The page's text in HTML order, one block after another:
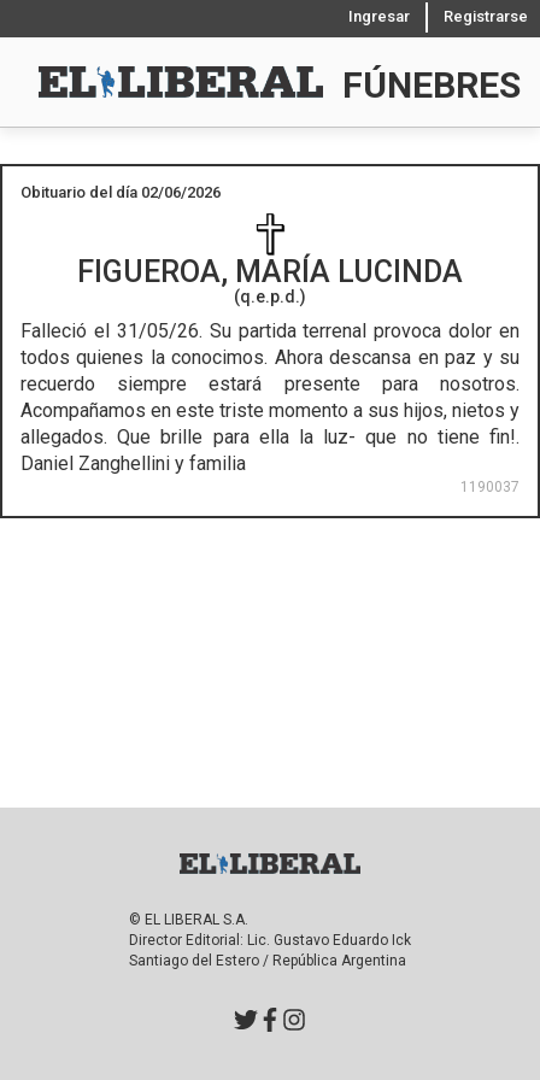
Ingresar Registrarse
FÚNEBRES
Obituario del día 02/06/2026
FIGUEROA, MARÍA LUCINDA
(q.e.p.d.)
Falleció el 31/05/26. Su partida terrenal provoca dolor en
todos quienes la conocimos. Ahora descansa en paz y su
recuerdo siempre estará presente para nosotros.
Acompañamos en este triste momento a sus hijos, nietos y
allegados. Que brille para ella la luz- que no tiene fin!.
Daniel Zanghellini y familia
1190037
© EL LIBERAL S.A.
Director Editorial: Lic. Gustavo Eduardo Ick
Santiago del Estero / República Argentina